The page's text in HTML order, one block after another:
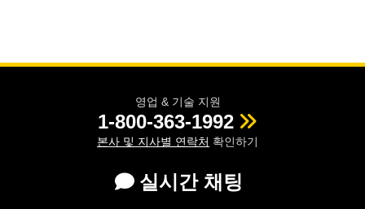
영업 & 기술 지원
1-800-363-1992
본사 및 지사별 연락처 확인하기
실시간 채팅